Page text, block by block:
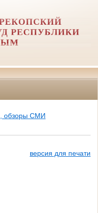
РЕСПУБЛИКИ
обзоры СМИ
версия для печати